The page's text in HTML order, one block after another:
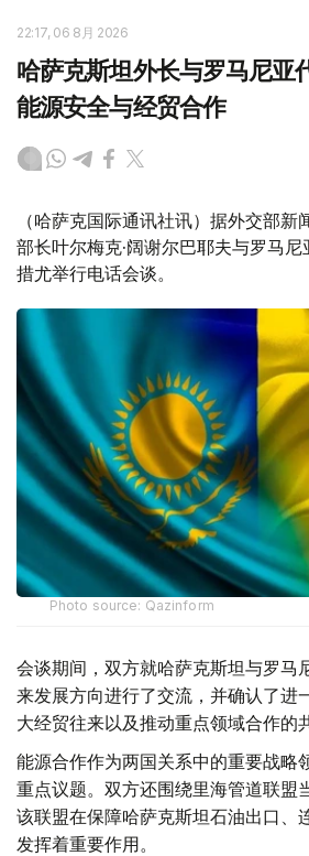
22:17, 06 8月 2026
哈萨克斯坦外长与罗马尼亚
能源安全与经贸合作
（哈萨克国际通讯社讯）据外交部
部长叶尔梅克·阔谢尔巴耶夫与罗马尼
措尤举行电话会谈。
Photo source: Qazinform
会谈期间，双方就哈萨克斯坦与罗马
来发展方向进行了交流，并确认了进
大经贸往来以及推动重点领域合作的
能源合作作为两国关系中的重要战略
重点议题。双方还围绕里海管道联盟
该联盟在保障哈萨克斯坦石油出口、
发挥着重要作用。